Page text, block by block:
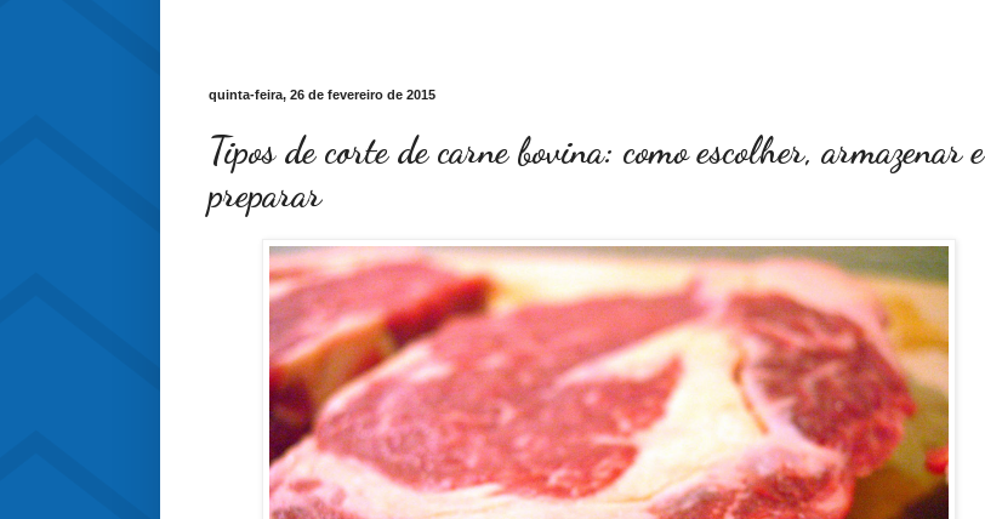
quinta-feira, 26 de fevereiro de 2015
Tipos de corte de carne bovina: como escolher, armazenar e
preparar